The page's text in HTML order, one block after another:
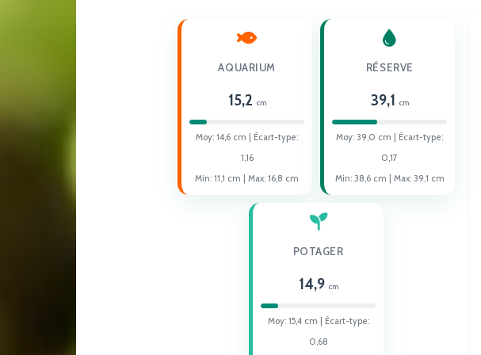
AQUARIUM
15,2 cm
Moy:14,6 cm | Écart-type:
1,16
Min:11,1 cm | Max:16,8 cm
RÉSERVE
39,1 cm
Moy:39,0 cm | Écart-type:
0,17
Min: 38,6cm | Max: 39,1 cm
POTAGER
14,9 cm
Moy: 15,4cm | Écart-type:
0,68